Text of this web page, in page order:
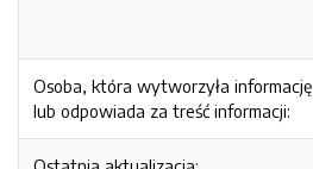
Osoba, która wytworzyła informację
lub odpowiada za treść informacji: